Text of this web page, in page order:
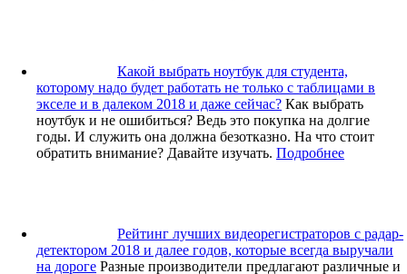
Какой выбрать ноутбук для студента,
которому надо будет работать не только с таблицами в
экселе и в далеком 2018 и даже сейчас? Как выбрать
ноутбук и не ошибиться? Ведь это покупка на долгие
годы. И служить она должна безотказно. На что стоит
обратить внимание? Давайте изучать. Подробнее
Рейтинг лучших видеорегистраторов с радар-
детектором 2018 и далее годов, которые всегда выручали
на дороге Разные производители предлагают различные и